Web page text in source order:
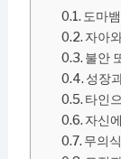
도마
자아
불안
성장
타인
자신
무의